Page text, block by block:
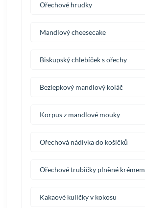
Ořechové hrudky
Mandlový cheesecake
Biskupský chlebíček s ořechy
Bezlepkový mandlový koláč
Korpus z mandlové mouky
Ořechová nádivka do košíčků
Ořechové trubičky plněné krémem
Kakaové kuličky v kokosu